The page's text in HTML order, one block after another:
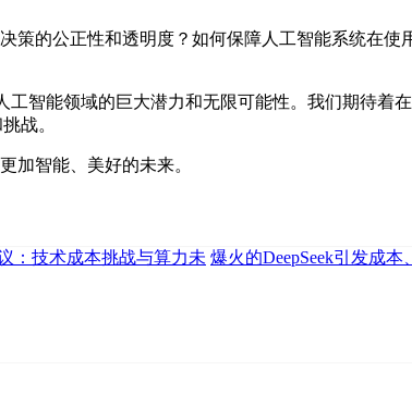
的公正性和透明度？如何保障人工智能系统在使
智能领域的巨大潜力和无限可能性。我们期待着
战。
智能、美好的未来。
：技术成本挑战与算力未 爆火的DeepSeek引发成